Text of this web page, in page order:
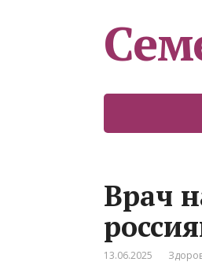
Врач
13.06.2025